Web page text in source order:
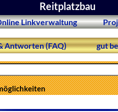
Reitplatzbau
Linkverwaltung
Antworten (FAQ) gut